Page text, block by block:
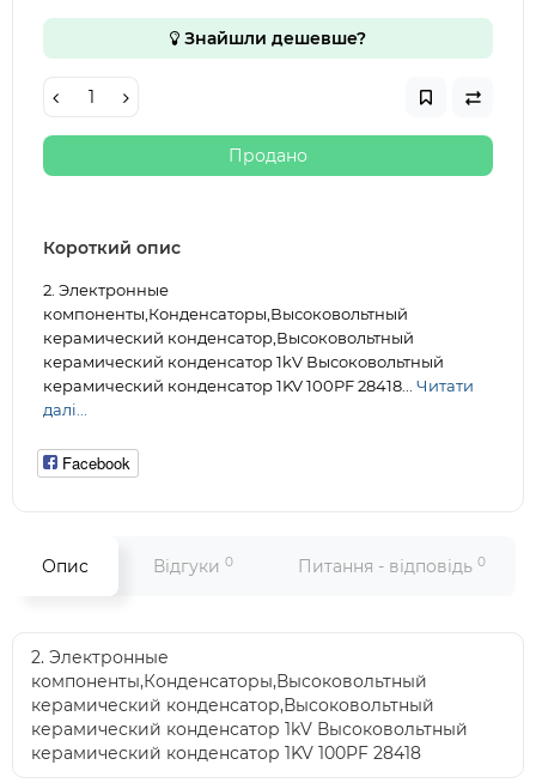
Знайшли дешевше?
Продано
Короткий опис
2. Электронные
компоненты,Конденсаторы,Высоковольтный
керамический конденсатор,Высоковольтный
керамический конденсатор 1kV Высоковольтный
керамический конденсатор 1KV 100PF 28418... Читати
далі...
Facebook
Опис Відгуки 0 Питання - відповідь 0
2. Электронные
компоненты,Конденсаторы,Высоковольтный
керамический конденсатор,Высоковольтный
керамический конденсатор 1kV Высоковольтный
керамический конденсатор 1KV 100PF 28418